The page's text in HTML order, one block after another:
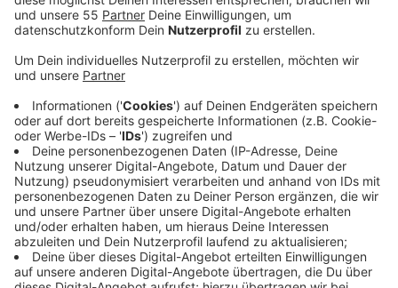
hatten den Tierschützern vorgeworfen, Wildtiere
unerlaubt aufgenommen zu haben.
Veröffentlicht:Donnerstag, 18.03.2021 14:54
Anzeige
Mit der Hausdurchsuchung kriminalisiere der Kreis
Viersen die gesamte Arbeit von ehrenamtlichen
Tierschützern, sagt der BUND. Laut der
Kreisverwaltung habe das Amtsgericht Viersen nach
einer Anzeige einer Bürgerin die Hausdurchsuchung
angeordnet. Die Kreis-Mitarbeiter hätten dann